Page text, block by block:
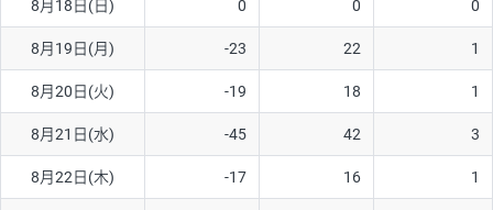
ソ/円は10万通貨単位。
8月18日(日) 0 0 0
8月19日(月) -23 22 1
8月20日(火) -19 18 1
8月21日(水) -45 42 3
8月22日(木) -17 16 1